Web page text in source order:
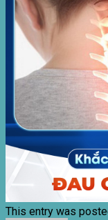
Về
Quy Mô
Đội Ngũ
Thiết bị
Tin nha
This entry was